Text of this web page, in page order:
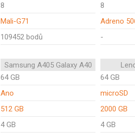
8
8
Mali-G71
Adreno
109452 bodů -
Samsung A405 Galaxy A40
64 GB
64 GB
Ano
microSD
512 GB
2000 GB
4 GB 4 GB